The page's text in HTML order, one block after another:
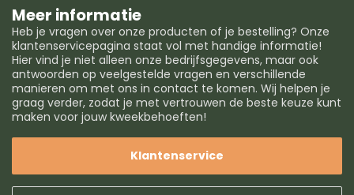
Meer informatie
Heb je vragen over onze producten of je bestelling? Onze
klantenservicepagina staat vol met handige informatie!
Hier vind je niet alleen onze bedrijfsgegevens, maar ook
antwoorden op veelgestelde vragen en verschillende
manieren om met ons in contact te komen. Wij helpen je
graag verder, zodat je met vertrouwen de beste keuze kunt
maken voor jouw kweekbehoeften!
Klantenservice